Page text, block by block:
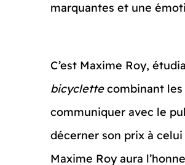
marquantes et une
C’est Maxime Roy,
bicyclettecombinant les
communiquer avec le
décerner son prix à
Maxime Roy aura